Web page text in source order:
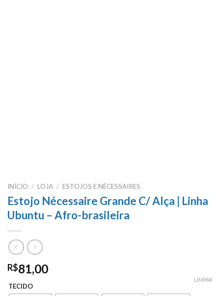
INÍCIO / LOJA / ESTOJOS E NÉCESSAIRES
Estojo Nécessaire Grande C/ Alça | Linha
Ubuntu – Afro-brasileira
R$81,00
TECIDO
LIMPAR